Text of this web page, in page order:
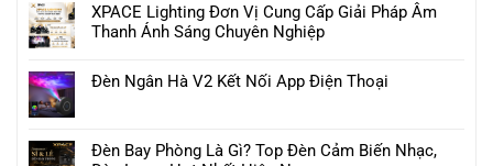
XPACE Lighting Đơn Vị Cung Cấp Giải Pháp Âm
Thanh Ánh Sáng Chuyên Nghiệp
Đèn Ngân Hà V2 Kết Nối App Điện Thoại
Đèn Bay Phòng Là Gì? Top Đèn Cảm Biến Nhạc,